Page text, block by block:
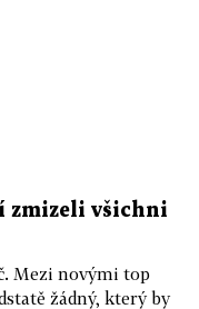
zmizeli všichni
Mezi novými top
žádný, který by